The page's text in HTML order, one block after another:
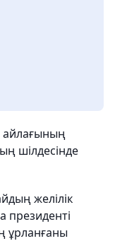
айлағының
шілдесінде
желілік
президенті
ұрланғаны